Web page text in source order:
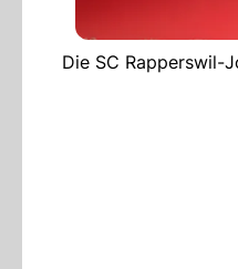
Die SC Rapperswil-